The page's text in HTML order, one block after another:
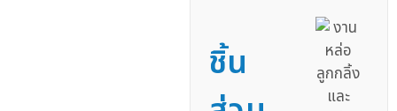
ชิ้น